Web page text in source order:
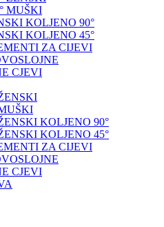
MUŠKI
KOLJENO 90°
KOLJENO 45°
ZA CIJEVI
CJEVI
KOLJENO 90°
KOLJENO 45°
ZA CIJEVI
CJEVI